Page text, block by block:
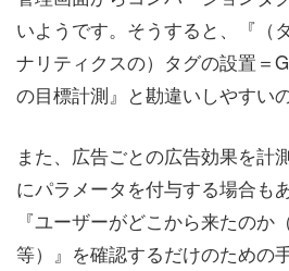
いようです。そうすると、『（
ナリティクスの）タグの設置＝
の目標計測』と勘違いしやすい
また、広告ごとの広告効果を計
にパラメータを付与する場合も
『ユーザーがどこから来たのか
等）』を確認するだけのための